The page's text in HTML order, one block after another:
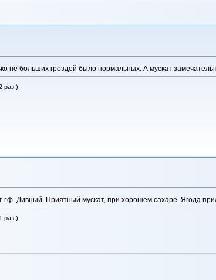
не больших гроздей было нормальных. А мускат
раз.)
Дивный. Приятный мускат, при хорошем сахаре. Ягода
раз.)